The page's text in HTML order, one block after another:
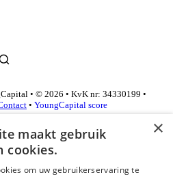
• © 2026 • KvK nr: 34330199 •
• YoungCapital score
×
maakt gebruik
cookies.
om uw gebruikerservaring te